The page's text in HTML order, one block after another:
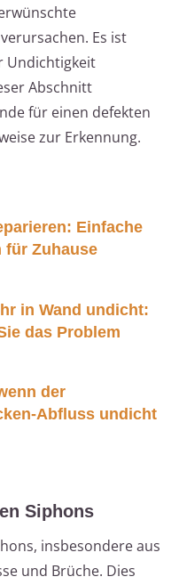
Es ist
Undichtigkeit
Abschnitt
für einen defekten
zur Erkennung.
Einfache
für Zuhause
in Wand undicht:
das Problem
der
Abfluss undicht
Siphons
insbesondere aus
und Brüche. Dies